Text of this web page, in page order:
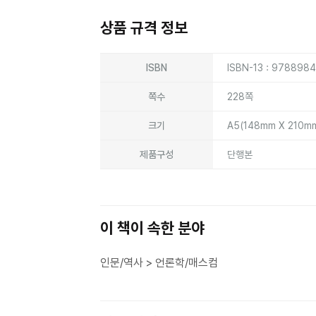
상품 규격 정보
ISBN ISBN-13 :
쪽수 228쪽
크기 A5(148mm X
제품구성 단행본
이 책이 속한 분야
인문/역사 > 언론학/매스컴